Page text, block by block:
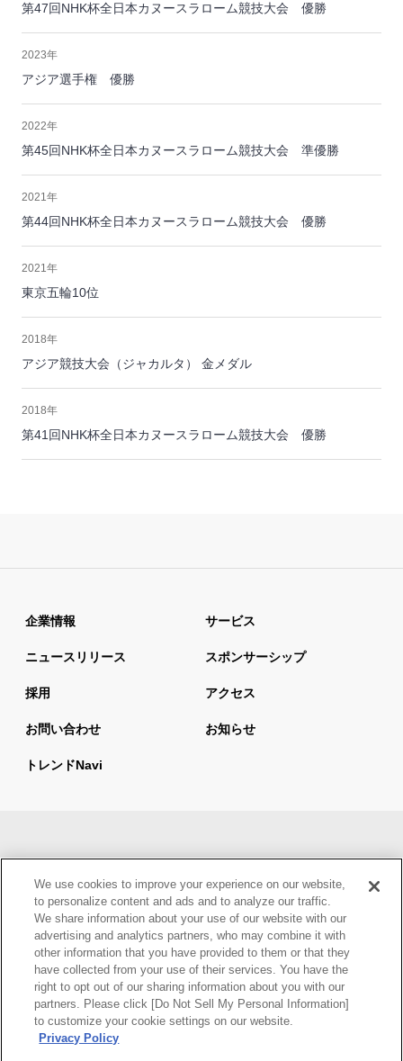
第47回NHK杯全日本カヌースラローム競技大会 優勝
2023年
アジア選手権 優勝
2022年
第45回NHK杯全日本カヌースラローム競技大会 準優勝
2021年
第44回NHK杯全日本カヌースラローム競技大会 優勝
2021年
東京五輪10位
2018年
アジア競技大会（ジャカルタ） 金メダル
2018年
第41回NHK杯全日本カヌースラローム競技大会 優勝
企業情報 サービス
ニュースリリース スポンサーシップ
採用 アクセス
お問い合わせ お知らせ
トレンドnavi
情報セキュリティ基本方針 個人情報保護方針
ウェブアクセシビリティ方針
We use cookies to improve your experience on our website,
to personalize content and ads and to analyze our traffic.
We share information about your use of our website with our
advertising and analytics partners, who may combine it with
other information that you have provided to them or that they
have collected from your use of their services. You have the
right to opt out of our sharing information about you with our
partners. Please click [Do Not Sell My Personal Information]
to customize your cookie settings on our website.
Privacy Policy